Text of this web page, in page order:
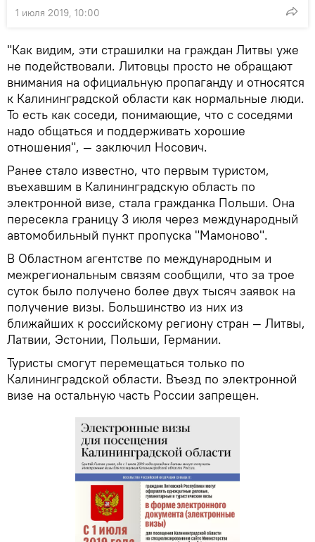
1 июля 2019, 10:00
"Как видим, эти страшилки на граждан Литвы уже
не подействовали. Литовцы просто не обращают
внимания на официальную пропаганду и относятся
к Калининградской области как нормальные люди.
То есть как соседи, понимающие, что с соседями
надо общаться и поддерживать хорошие
отношения", — заключил Носович.
Ранее стало известно, что первым туристом,
въехавшим в Калининградскую область по
электронной визе, стала гражданка Польши. Она
пересекла границу 3 июля через международный
автомобильный пункт пропуска "Мамоново".
В Областном агентстве по международным и
межрегиональным связям сообщили, что за трое
суток было получено более двух тысяч заявок на
получение визы. Большинство из них из
ближайших к российскому региону стран — Литвы,
Латвии, Эстонии, Польши, Германии.
Туристы смогут перемещаться только по
Калининградской области. Въезд по электронной
визе на остальную часть России запрещен.